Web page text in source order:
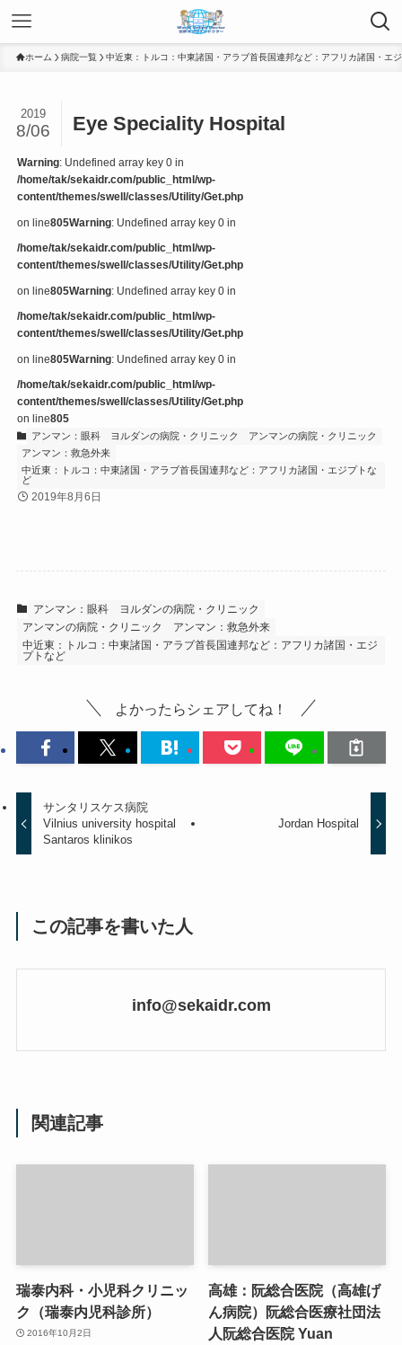
ホーム 病院一覧 中近東：トルコ：中東諸国・アラブ首長国連邦など：アフリカ諸国・エ
Eye Speciality Hospital
2019
8/06
Warning: Undefined array key 0 in
/home/tak/sekaidr.com/public_html/wp-
content/themes/swell/classes/Utility/Get.php
on line805Warning: Undefined array key 0 in
/home/tak/sekaidr.com/public_html/wp-
content/themes/swell/classes/Utility/Get.php
on line805Warning: Undefined array key 0 in
/home/tak/sekaidr.com/public_html/wp-
content/themes/swell/classes/Utility/Get.php
on line805Warning: Undefined array key 0 in
/home/tak/sekaidr.com/public_html/wp-
content/themes/swell/classes/Utility/Get.php
on line805
アンマン：眼科 ヨルダンの病院・クリニック
アンマンの病院・クリニック
アンマン：救急外来
中近東：トルコ：中東諸国・アラブ首長国連邦など：アフリカ諸国・エジプトな
ど
2019年8月6日
アンマン：眼科
ヨルダンの病院・クリニック
アンマンの病院・クリニック
アンマン：救急外来
中近東：トルコ：中東諸国・アラブ首長国連邦など：アフリカ諸国・エジ
プトなど
よかったらシェアしてね！
サンタリスケス病院
Vilnius university hospital
Santaros klinikos
Jordan Hospital
この記事を書いた人
info@sekaidr.com
関連記事
瑞泰内科・小児科クリニッ
ク（瑞泰内児科診所）
2016年10月2日
高雄：阮総合医院（高雄げ
ん病院）阮総合医療社団法
人阮総合医院 Yuan